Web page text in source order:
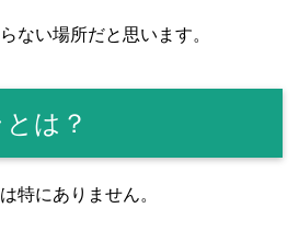
ない場所だと思います。
は？
特にありません。